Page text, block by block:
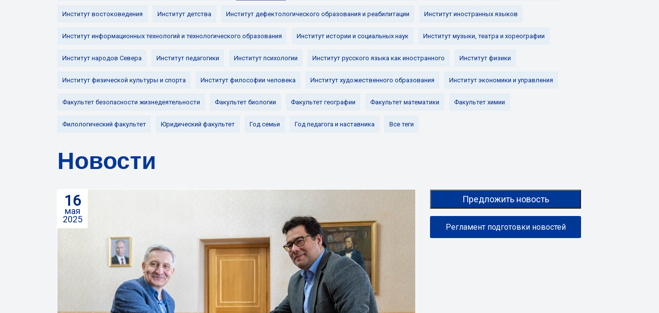
Институт востоковедения Институт детства Институт дефектологического образования и реабилитации Институт иностранных языков
Институт информационных технологий и технологического образования Институт истории и социальных наук Институт музыки, театра и хореографии
Институт народов Севера Институт педагогики Институт психологии Институт русского языка как иностранного Институт физики
Институт физической культуры и спорта Институт философии человека Институт художественного образования Институт экономики и управления
Факультет безопасности жизнедеятельности Факультет биологии Факультет географии Факультет математики Факультет химии
Филологический факультет Юридический факультет Год семьи Год педагога и наставника Все теги
Новости
16
мая
2025
Предложить новость
Регламент подготовки новостей